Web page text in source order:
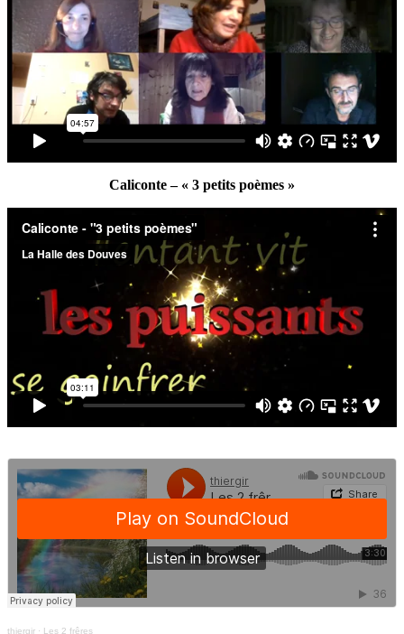
Caliconte – « 3 petits poèmes »
thiergir · Les 2 frêres